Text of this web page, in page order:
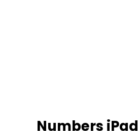
NUMBERS IPAD
Numbers iPad